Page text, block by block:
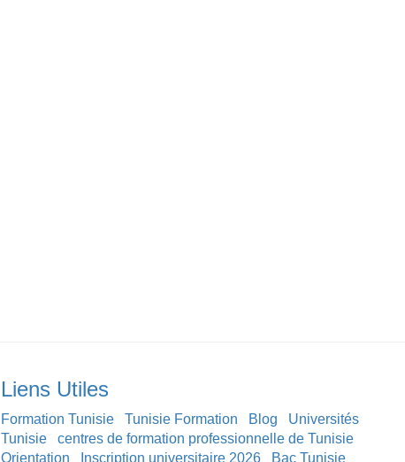
Liens Utiles
Formation Tunisie Tunisie Formation Blog
Universités
Tunisie
centres de formation professionnelle de Tunisie
Orientation
Inscription universitaire 2026 Bac Tunisie